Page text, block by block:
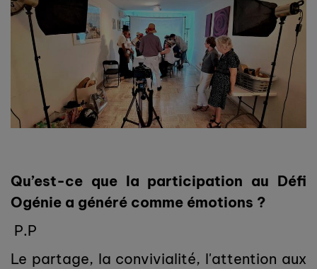
Qu’est-ce que la participation au Défi
Ogénie a généré comme émotions ?
P.P
Le partage, la convivialité, l'attention aux